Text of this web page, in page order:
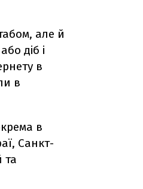
але й
діб і
в
в
в
Санкт-
та